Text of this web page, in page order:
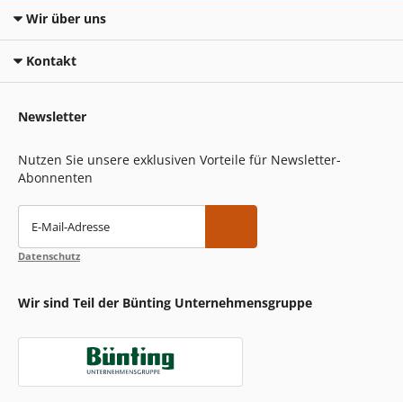
Wir über uns
Kontakt
Newsletter
Nutzen Sie unsere exklusiven Vorteile für Newsletter-
Abonnenten
E-Mail-Adresse
Datenschutz
Wir sind Teil der Bünting Unternehmensgruppe